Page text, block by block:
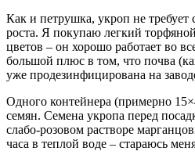
Как и петрушка, укроп не
роста. Я покупаю легкий
цветов – он хорошо работает во
большой плюс в том, что почва
уже продезинфицирована на
Одного контейнера (примерно
семян. Семена укропа перед
слабо-розовом растворе
часа в теплой воде – стараюсь